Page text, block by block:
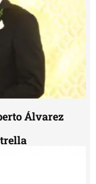
Álvarez